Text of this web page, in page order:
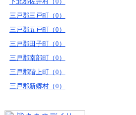
三戸郡三戸町（0）
三戸郡五戸町（0）
三戸郡田子町（0）
三戸郡南部町（0）
三戸郡階上町（0）
三戸郡新郷村（0）